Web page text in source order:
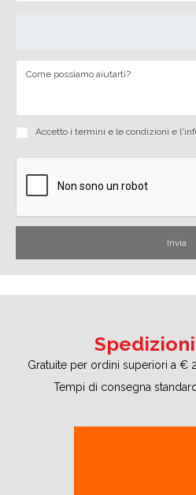
Accetto i termini e le condizioni e
Gratuite per ordini superiori a €
Tempi di consegna